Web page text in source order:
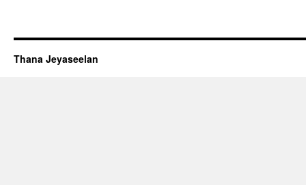
Thana Jeyaseelan